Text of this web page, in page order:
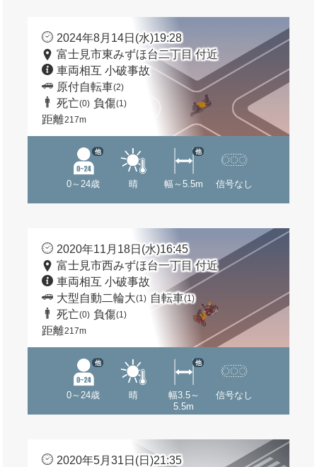
2024年8月14日(水)19:28
富士見市東みずほ台二丁目 付近
車両相互 小破事故
原付自転車(2)
死亡(0) 負傷(1)
距離217m
0～24歳
他
晴 幅～5.5m
他
信号なし
2020年11月18日(水)16:45
富士見市西みずほ台一丁目 付近
車両相互 小破事故
大型自動二輪大(1) 自転車(1)
死亡(0) 負傷(1)
距離217m
0～24歳
他
晴
幅3.5～
5.5m
他
信号なし
2020年5月31日(日)21:35